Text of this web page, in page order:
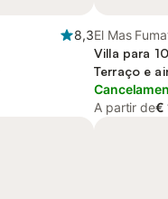
8,3El Mas
Villa para
Terraço e
A partir de€